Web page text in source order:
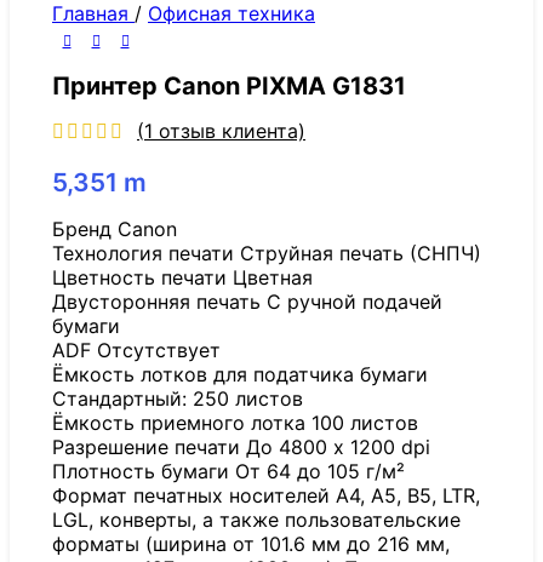
Главная / Офисная техника
Принтер Canon PIXMA G1831
(1 отзыв клиента)
5,351 m
Бренд Canon
Технология печати Струйная печать (СНПЧ)
Цветность печати Цветная
Двусторонняя печать С ручной подачей
бумаги
ADF Отсутствует
Ёмкость лотков для податчика бумаги
Стандартный: 250 листов
Ёмкость приемного лотка 100 листов
Разрешение печати До 4800 x 1200 dpi
Плотность бумаги От 64 до 105 г/м²
Формат печатных носителей A4, A5, B5, LTR,
LGL, конверты, а также пользовательские
форматы (ширина от 101.6 мм до 216 мм,